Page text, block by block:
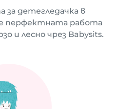
за детегледачка в
перфектната работа
и лесно чрез Babysits.